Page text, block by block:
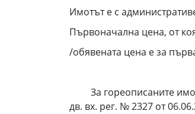
Имотът е с
Първоначална цена, от
/обявената цена е за
За гореописаните
дв. вх. рег. № 2327 от